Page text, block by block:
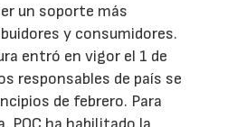
un soporte más
y consumidores.
entró en vigor el 1 de
responsables de país se
de febrero. Para